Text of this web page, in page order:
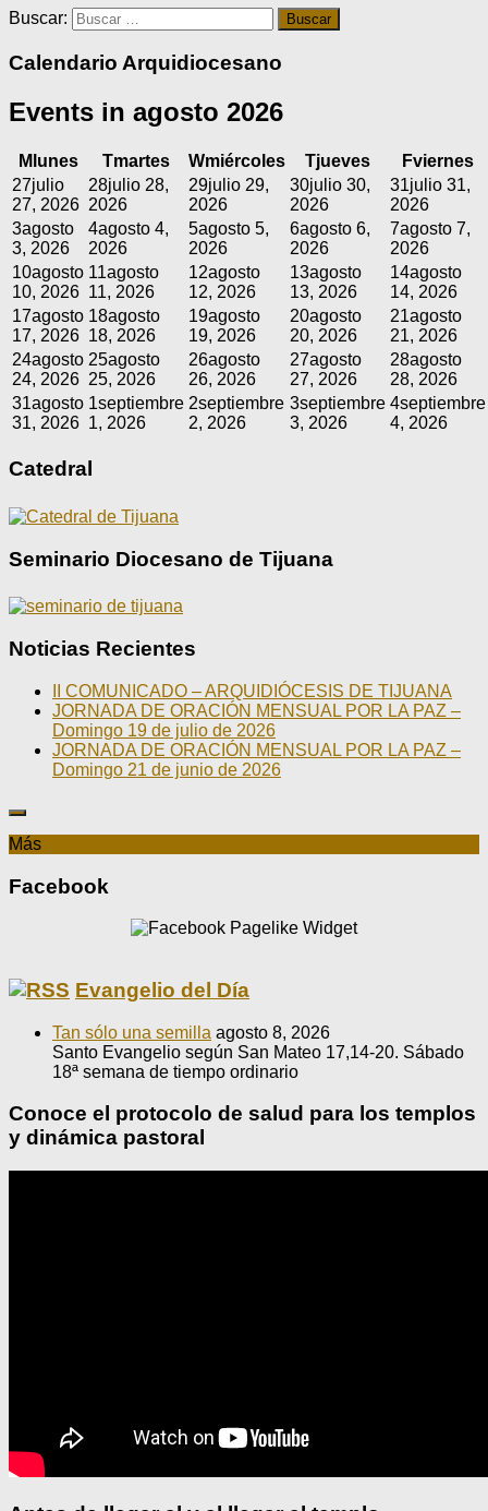
Buscar:
Calendario Arquidiocesano
Events in agosto 2026
M lunes Tmartes Wmiércoles Tjueves Fviernes
27julio
27, 2026
28julio 28,
2026
29julio 29,
2026
30julio 30,
2026
31julio 31,
2026
3agosto
3, 2026
4agosto 4,
2026
5agosto 5,
2026
6agosto 6,
2026
7agosto 7,
2026
10agosto
10, 2026
11agosto
11, 2026
12agosto
12, 2026
13agosto
13, 2026
14agosto
14, 2026
17agosto
17, 2026
18agosto
18, 2026
19agosto
19, 2026
20agosto
20, 2026
21agosto
21, 2026
24agosto
24, 2026
25agosto
25, 2026
26agosto
26, 2026
27agosto
27, 2026
28agosto
28, 2026
31agosto
31, 2026
1septiembre
1, 2026
2septiembre
2, 2026
3septiembre
3, 2026
4septiembre
4, 2026
Catedral
Seminario Diocesano de Tijuana
Noticias Recientes
II COMUNICADO – ARQUIDIÓCESIS DE TIJUANA
JORNADA DE ORACIÓN MENSUAL POR LA PAZ –
Domingo 19 de julio de 2026
JORNADA DE ORACIÓN MENSUAL POR LA PAZ –
Domingo 21 de junio de 2026
Más
Facebook
Evangelio del Día
Tan sólo una semilla agosto 8, 2026
Santo Evangelio según San Mateo 17,14-20. Sábado
18ª semana de tiempo ordinario
Conoce el protocolo de salud para los templos
y dinámica pastoral